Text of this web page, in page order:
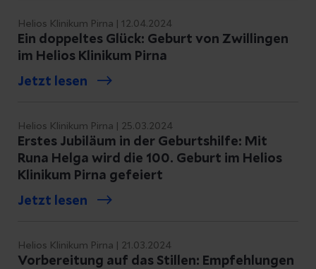
Helios Klinikum Pirna | 12.04.2024
Ein doppeltes Glück: Geburt von Zwillingen
im Helios Klinikum Pirna
Jetzt lesen
Helios Klinikum Pirna | 25.03.2024
Erstes Jubiläum in der Geburtshilfe: Mit
Runa Helga wird die 100. Geburt im Helios
Klinikum Pirna gefeiert
Jetzt lesen
Helios Klinikum Pirna | 21.03.2024
Vorbereitung auf das Stillen: Empfehlungen